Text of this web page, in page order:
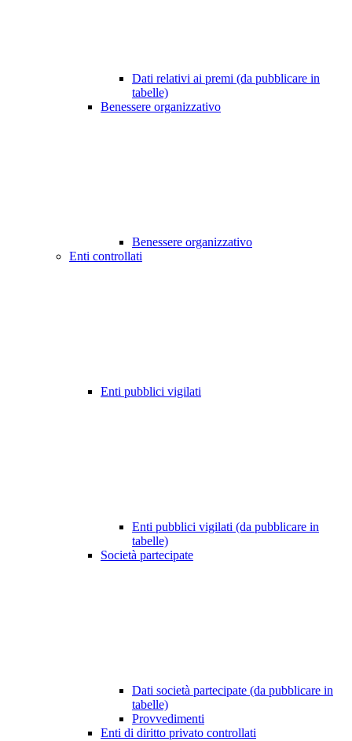
Dati relativi ai premi (da pubblicare in
tabelle)
Benessere organizzativo
Benessere organizzativo
Enti controllati
Enti pubblici vigilati
Enti pubblici vigilati (da pubblicare in
tabelle)
Società partecipate
Dati società partecipate (da pubblicare in
tabelle)
Provvedimenti
Enti di diritto privato controllati